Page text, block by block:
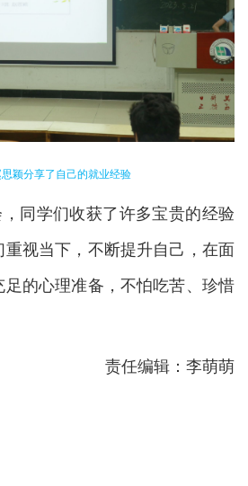
思颖分享了自己的就业经验
同学们收获了许多宝贵的经验
视当下，不断提升自己，在面
的心理准备，不怕吃苦、珍惜
责任编辑：李萌萌